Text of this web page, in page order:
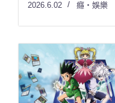
2026.6.02 癮・娛樂